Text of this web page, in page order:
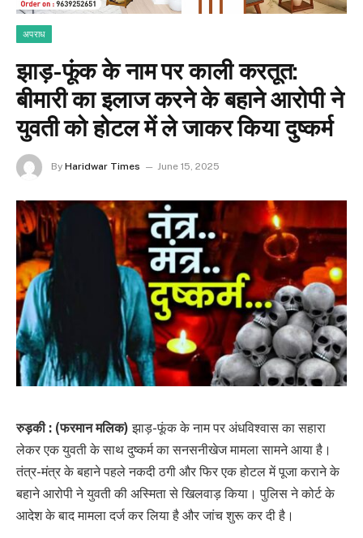
अपराध
झाड़-फूंक के नाम पर काली करतूत:
बीमारी का इलाज करने के बहाने आरोपी ने
युवती को होटल में ले जाकर किया दुष्कर्म
By Haridwar Times June 15, 2025
रुड़की : (फरमान मलिक)झाड़-फूंक के नाम पर अंधविश्वास का सहारा
लेकर एक युवती के साथ दुष्कर्म का सनसनीखेज मामला सामने आया है।
तंत्र-मंत्र के बहाने पहले नकदी ठगी और फिर एक होटल में पूजा कराने के
बहाने आरोपी ने युवती की अस्मिता से खिलवाड़ किया। पुलिस ने कोर्ट के
आदेश के बाद मामला दर्ज कर लिया है और जांच शुरू कर दी है।